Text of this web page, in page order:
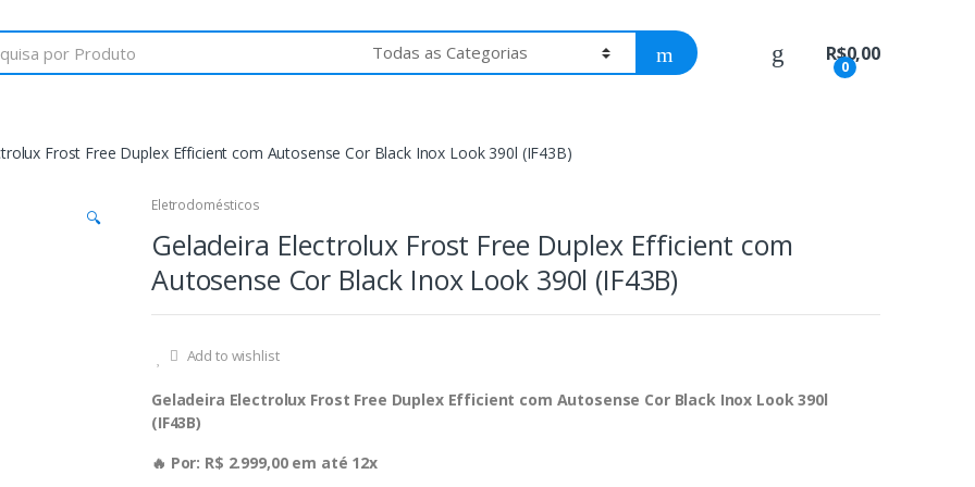
0
R$0,00
Frost Free Duplex Efficient com Autosense Cor Black Inox Look 390l (IF43B)
🔍
Eletrodomésticos
Geladeira Electrolux Frost Free Duplex Efficient com
Autosense Cor Black Inox Look 390l (IF43B)
Add to wishlist
Geladeira Electrolux Frost Free Duplex Efficient com Autosense Cor Black Inox Look 390l
(IF43B)
🔥 Por: R$ 2.999,00 em até 12x